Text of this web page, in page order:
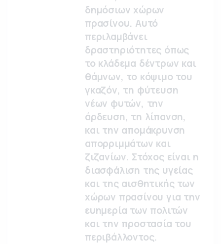
δημόσιων χώρων
πρασίνου. Αυτό
περιλαμβάνει
δραστηριότητες όπως
το κλάδεμα δέντρων και
θάμνων, το κόψιμο του
γκαζόν, τη φύτευση
νέων φυτών, την
άρδευση, τη λίπανση,
και την απομάκρυνση
απορριμμάτων και
ζιζανίων. Στόχος είναι η
διασφάλιση της υγείας
και της αισθητικής των
χώρων πρασίνου για την
ευημερία των πολιτών
και την προστασία του
περιβάλλοντος.